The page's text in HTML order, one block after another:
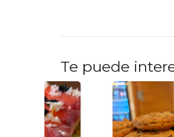
Te puede